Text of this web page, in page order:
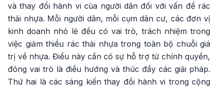
và thay đổi hành vi của người dân đối với vấn đề rác
thải nhựa. Mỗi người dân, mỗi cụm dân cư, các đơn vị
kinh doanh nhỏ lẻ đều có vai trò, trách nhiệm trong
việc giảm thiểu rác thải nhựa trong toàn bộ chuỗi giá
trị về nhựa. Điều này cần có sự hỗ trợ từ chính quyền,
đóng vai trò là điều hướng và thúc đẩy các giải pháp.
Thứ hai là các sáng kiến thay đổi hành vi trong cộng